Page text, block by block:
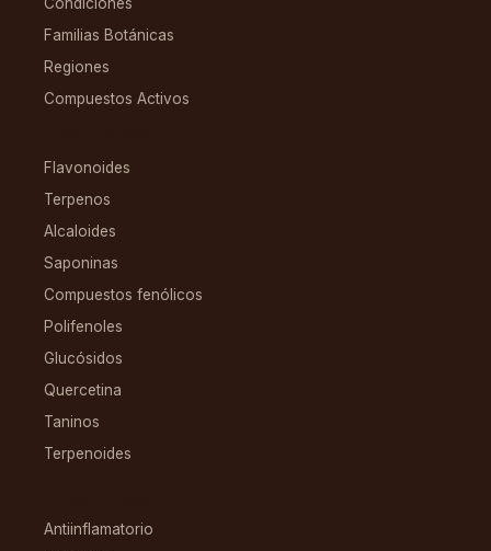
Condiciones
Familias Botánicas
Regiones
Compuestos Activos
Flavonoides
Terpenos
Alcaloides
Saponinas
Compuestos fenólicos
Polifenoles
Glucósidos
Quercetina
Taninos
Terpenoides
Antiinflamatorio